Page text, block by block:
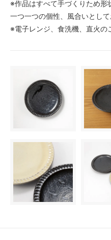
※作品はすべて手づくりため形
一つ一つの個性、風合いとして
※電子レンジ、食洗機、直火の